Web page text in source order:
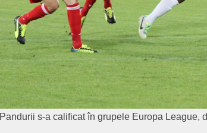
Pandurii s-a calificat în grupele Europa League,